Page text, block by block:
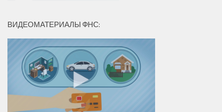
ВИДЕОМАТЕРИАЛЫ ФНС: